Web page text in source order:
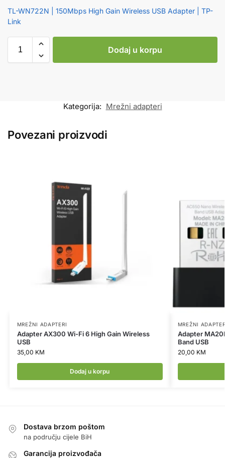
TL-WN722N | 150Mbps High Gain Wireless USB Adapter | TP-
Link
Dodaj u korpu
Kategorija: Mrežni adapteri
Povezani proizvodi
MREŽNI ADAPTERI
Adapter AX300 Wi-Fi 6 High Gain Wireless
USB
35,00 KM
Dodaj u korpu
MREŽNI
Adapter
Band USB
20,00 KM
Dostava brzom poštom
na području cijele BiH
Garancija proizvođača